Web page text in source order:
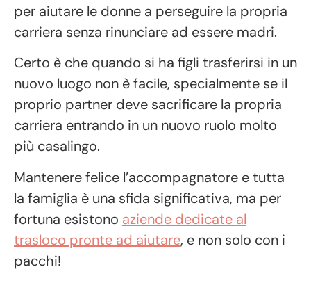
per aiutare le donne a perseguire la propria
carriera senza rinunciare ad essere madri.
Certo è che quando si ha figli trasferirsi in un
nuovo luogo non è facile, specialmente se il
proprio partner deve sacrificare la propria
carriera entrando in un nuovo ruolo molto
più casalingo.
Mantenere felice l’accompagnatore e tutta
la famiglia è una sfida significativa, ma per
fortuna esistono aziende dedicate al
trasloco pronte ad aiutare, e non solo con i
pacchi!